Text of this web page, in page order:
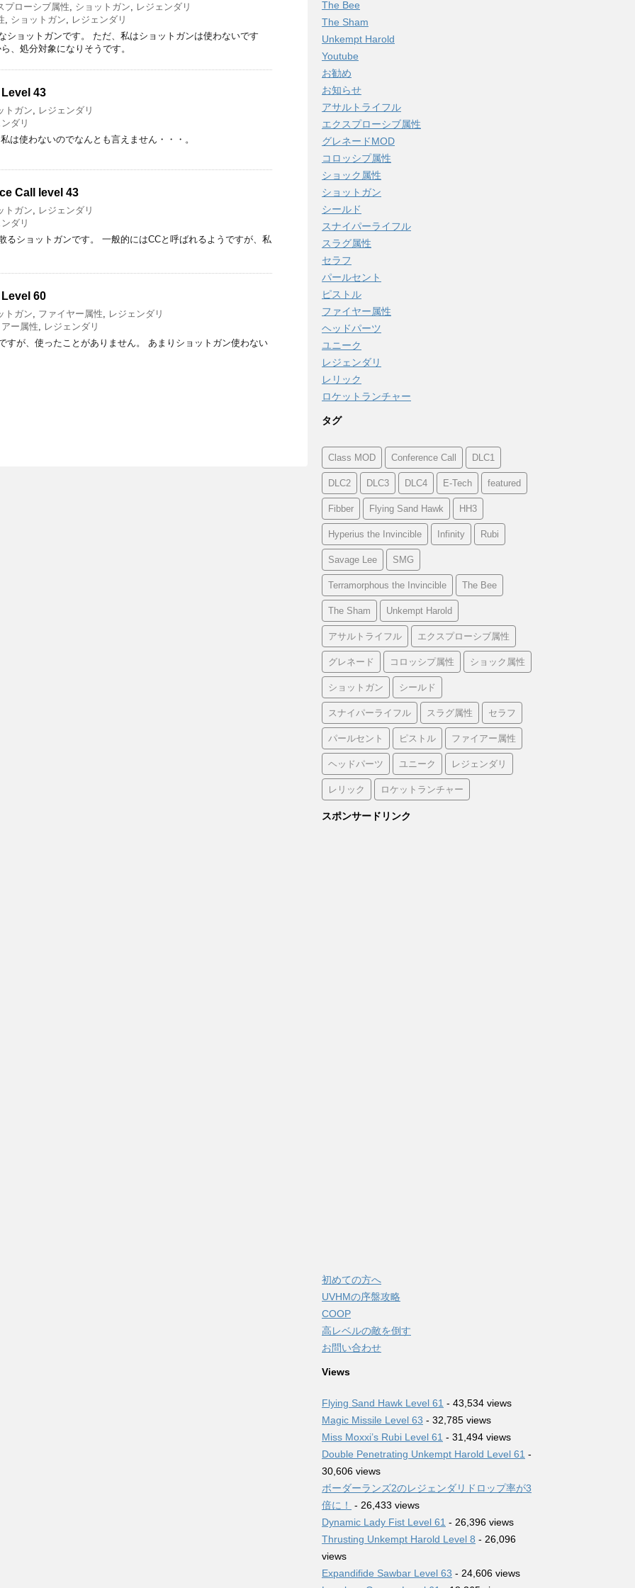
プローシブ属性, ショットガン, レジェンダリ
, ショットガン, レジェンダリ
ョットガンです。 ただ、私はショットガンは使わないです
、処分対象になりそうです。
43
トガン, レジェンダリ
ダリ
は使わないのでなんとも言えません・・・。
Call level 43
トガン, レジェンダリ
ダリ
ショットガンです。 一般的にはCCと呼ばれるようですが、私
60
トガン, ファイヤー属性, レジェンダリ
ー属性, レジェンダリ
が、使ったことがありません。 あまりショットガン使わない
The Bee
The Sham
Unkempt Harold
Youtube
お勧め
お知らせ
アサルトライフル
エクスプローシブ属性
グレネードMOD
コロッシプ属性
ショック属性
ショットガン
シールド
スナイパーライフル
スラグ属性
セラフ
パールセント
ピストル
ファイヤー属性
ヘッドパーツ
ユニーク
レジェンダリ
レリック
ロケットランチャー
タグ
Class MOD Conference Call DLC1
DLC2 DLC3 DLC4 E-Tech featured
Fibber Flying Sand Hawk HH3
Hyperius the Invincible Infinity Rubi
Savage Lee SMG
Terramorphous the Invincible The Bee
The Sham Unkempt Harold
アサルトライフル エクスプローシブ属性
グレネード コロッシプ属性 ショック属性
ショットガン シールド
スナイパーライフル スラグ属性 セラフ
パールセント ピストル ファイアー属性
ヘッドパーツ ユニーク レジェンダリ
レリック ロケットランチャー
スポンサードリンク
初めての方へ
UVHMの序盤攻略
COOP
高レベルの敵を倒す
お問い合わせ
Views
Flying Sand Hawk Level 61 - 43,534 views
Magic Missile Level 63 - 32,785 views
Miss Moxxi’s Rubi Level 61 - 31,494 views
Double Penetrating Unkempt Harold Level 61 -
30,606 views
ボーダーランズ2のレジェンダリドロップ率が3
倍に！
- 26,433 views
Dynamic Lady Fist Level 61 - 26,396 views
Thrusting Unkempt Harold Level 8 - 26,096
views
Expandifide Sawbar Level 63 - 24,606 views